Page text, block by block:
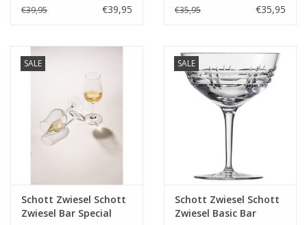
Cognacglas XXL 45 -
€39,95 €39,95
Whisky Nosing glas
€35,95 €35,95
SALE
Schott Zwiesel Schott
Zwiesel Bar Special
SALE
Schott Zwiesel Schott
Zwiesel Basic Bar